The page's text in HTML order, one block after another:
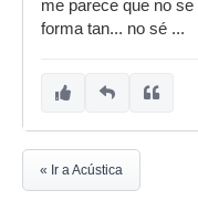
me parece que no
forma tan... no sé ...
« Ir a Acústica